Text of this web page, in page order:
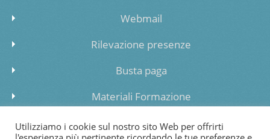
Webmail
Rilevazione presenze
Busta paga
Materiali Formazione
Inserimento dati lista di attesa
Utilizziamo i cookie sul nostro sito Web per offrirti